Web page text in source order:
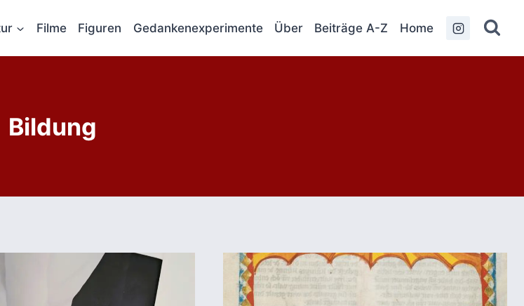
Filme Figuren Gedankenexperimente Über Beiträge A-Z Home
Bildung